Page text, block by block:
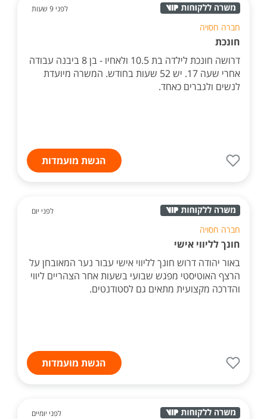
לפני 9 שעות
חברה חסויה
חונכת
דרושה חונכת לילדה בת 10.5 ולאחיו - בן 8 ביבנה עבודה
אחרי שעה 17. יש 52 שעות בחודש. המשרה מיועדת
לנשים ולגברים כאחד.
הגשת מועמדות
לפני יום
חברה חסויה
חונך לליווי אישי
באור יהודה דרוש חונך לליווי אישי עבור נער המאובחן על
הרצף האוטיסטי מפגש שבועי בשעות אחר הצהריים ליווי
והדרכה מקצועית מתאים גם לסטודנטים.
הגשת מועמדות
לפני יומיים